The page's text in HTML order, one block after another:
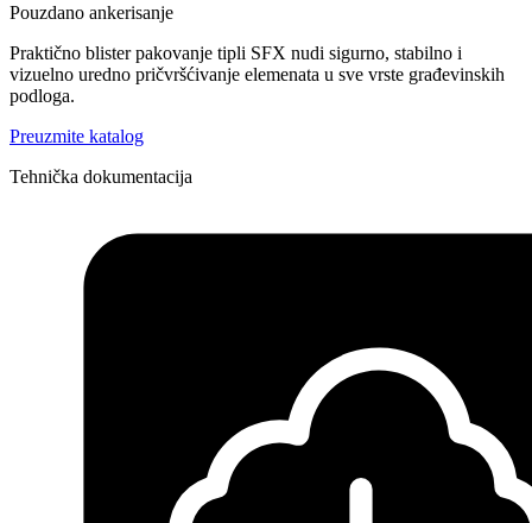
Pouzdano ankerisanje
Praktično blister pakovanje tipli SFX nudi sigurno, stabilno i
vizuelno uredno pričvršćivanje elemenata u sve vrste građevinskih
podloga.
Preuzmite katalog
Tehnička dokumentacija